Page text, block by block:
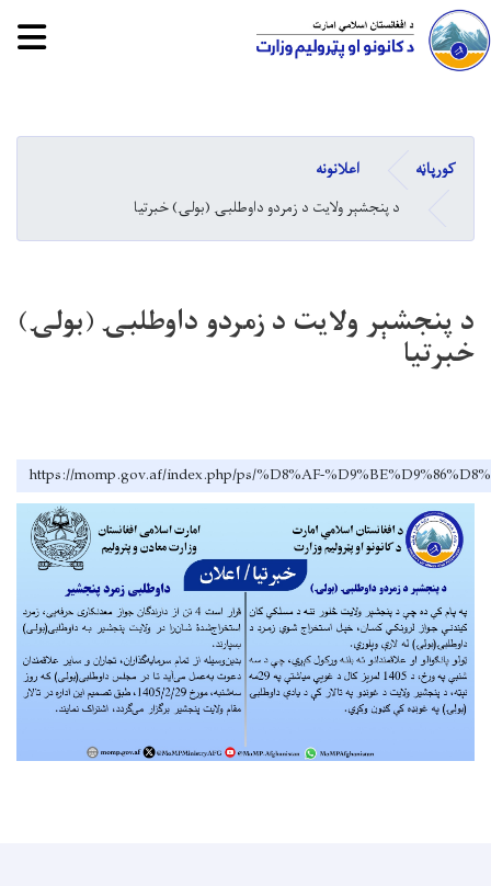
کورپاڼه
اعلانونه
د پنجشېر ولایت د زمردو داوطلبۍ (بولۍ) خبرتیا
د پنجشېر ولایت د زمردو داوطلبۍ (بولۍ)
خبرتیا
https://momp.gov.af/index.php/ps/%D8%AF-